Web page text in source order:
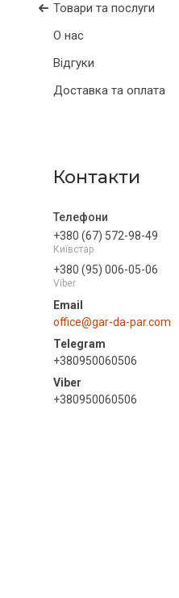
Товари та послуги
О нас
Відгуки
Доставка та оплата
Контакти
+380 (67) 572-98-49
Київстар
+380 (95) 006-05-06
Viber
office@gar-da-par.com
+380950060506
+380950060506